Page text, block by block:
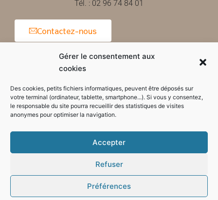
Gérer le consentement aux
cookies
Des cookies, petits fichiers informatiques, peuvent être déposés sur
votre terminal (ordinateur, tablette, smartphone...). Si vous y consentez,
le responsable du site pourra recueillir des statistiques de visites
anonymes pour optimiser la navigation.
Accepter
Refuser
Préférences
Tél. : 02 96 74 84 01
Contactez-nous
Horaires d'ouverture de la mairie
Mode sombre :